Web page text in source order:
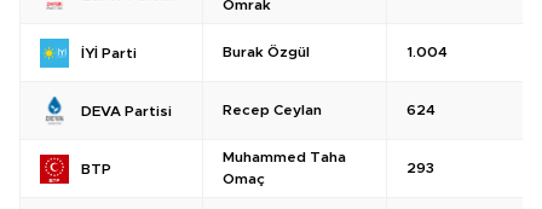
Omrak
İYİ Parti Burak Özgül 1.004
DEVA Partisi Recep Ceylan 624
BTP
Muhammed Taha
Omaç
293